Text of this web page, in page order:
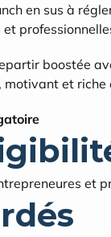
en sus à
boostée
et riche
et